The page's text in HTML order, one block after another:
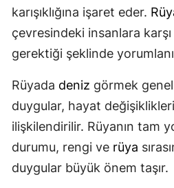
karışıklığına işaret eder.
çevresindeki insanlara
gerektiği şeklinde
Rüyada deniz görmek
duygular, hayat
ilişkilendirilir. Rüyanın tam
durumu, rengi ve rüya
duygular büyük önem taşır.